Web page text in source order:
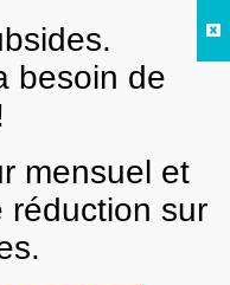
besoin de
mensuel et
réduction sur